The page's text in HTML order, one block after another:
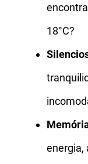
18°C?
energia,